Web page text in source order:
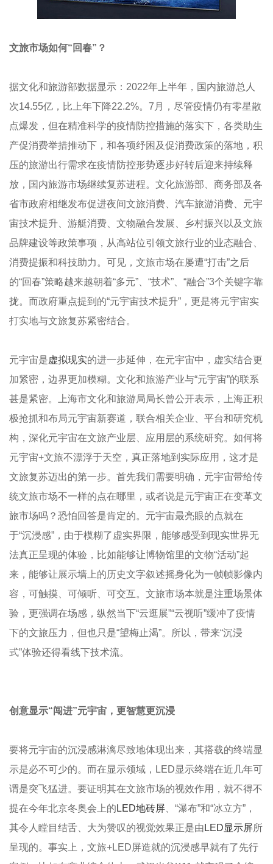
文旅市场如何“回春”？
据文化和旅游部数据显示：2022年上半年，国内旅游总人
次14.55亿，比上年下降22.2%。7月，尽管疫情仍有零星散
点爆发，但在精准科学的疫情防控措施的落实下，各类助生
产促消费举措推动下，和各项纾困及促消费政策的落地，积
压的旅游出行需求在疫情防控形势逐步好转后迎来持续释
放，国内旅游市场继续复苏进程。文化旅游部、商务部及各
省市政府相继发布促进夜间文旅消费、汽车旅游消费、元宇
宙技术提升、游艇消费、文物融合发展、乡村振兴以及文旅
品牌建设等政策事项，从高站位引领文旅行业的业态融合、
消费提振和科技助力。可见，文旅市场在屡遭“打击”之后
的“回春”策略越来越朝着“多元”、“技术”、“融合”3个关键字靠
拢。而政府重点提到的“元宇宙技术提升”，更是将元宇宙实
打实地与文旅复苏紧密结合。
元宇宙是虚拟现实的进一步延伸，在元宇宙中，虚实结合更
加紧密，边界更加模糊。文化和旅游产业与“元宇宙”的联系
甚是紧密。上海市文化和旅游局局长曾公开表示，上海正积
极抢抓和布局元宇宙新赛道，联合相关企业、平台和研究机
构，深化元宇宙在文旅产业层、应用层的系统研究。如何将
元宇宙+文旅不漂浮于天空，真正落地到实际应用，这才是
文旅复苏迈出的第一步。首先我们需要明确，元宇宙带给传
统文旅市场不一样的点在哪里，或者说是元宇宙正在变革文
旅市场吗？恐怕回答是肯定的。元宇宙最亮眼的点就在
于“沉浸感”，由于模糊了虚实界限，能够感受到现实世界无
法真正呈现的体验，比如能够让博物馆里的文物“活动”起
来，能够让展示墙上的历史文字叙述摇身化为一帧帧影像内
容，可触摸、可倾听、可交互。文旅市场本就是注重场景体
验，更强调在场感，纵然当下“云逛展”“云视听”缓冲了疫情
下的文旅压力，但也只是“望梅止渴”。所以，带来“沉浸
式”体验还得看线下技术流。
创意显示“闯进”元宇宙，更智慧更沉浸
要将元宇宙的沉浸感淋漓尽致地体现出来，其搭载的终端显
示是必不可少的。而在显示领域，LED显示终端在近几年可
谓是突飞猛进。要证明其在文旅市场的视效作用，就不得不
提在今年北京冬奥会上的 LED地砖屏 、“瀑布”和“冰立方”，
其令人瞠目结舌、大为赞叹的视觉效果正是由 LED显示屏所
呈现的。事实上，文旅+LED屏造就的沉浸感早就有了先行